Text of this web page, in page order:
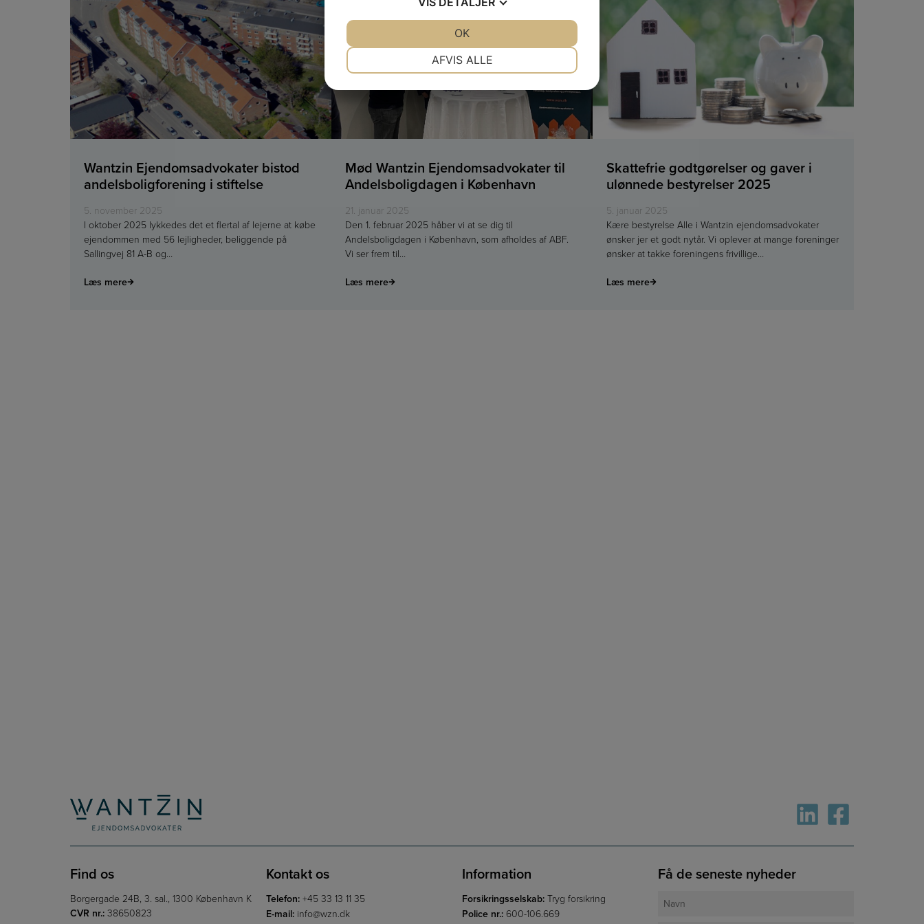
Wantzin Ejendomsadvokater bistod
andelsboligforening i stiftelse
5. november 2025
I oktober 2025 lykkedes det et flertal af lejerne at købe
ejendommen med 56 lejligheder, beliggende på
Sallingvej 81 A-B og…
Læs mere
Mød Wantzin Ejendomsadvokater til
Andelsboligdagen i København
21. januar 2025
Den 1. februar 2025 håber vi at se dig til
Andelsboligdagen i København, som afholdes af ABF.
Vi ser frem til…
Læs mere
Skattefrie godtgørelser og gaver i
ulønnede bestyrelser 2025
5. januar 2025
Kære bestyrelse Alle i Wantzin ejendomsadvokater
ønsker jer et godt nytår. Vi oplever at mange foreninger
ønsker at takke foreningens frivillige…
Læs mere
Find os
Borgergade 24B, 3. sal., 1300 København K
CVR nr.: 38650823
Kontakt os
Telefon: +45 33 13 11 35
E-mail: info@wzn.dk
Information
Forsikringsselskab: Tryg forsikring
Police nr.: 600-106.669
Få de seneste nyheder
MARKETING STATISTIK
AFVIS ALLE
OK